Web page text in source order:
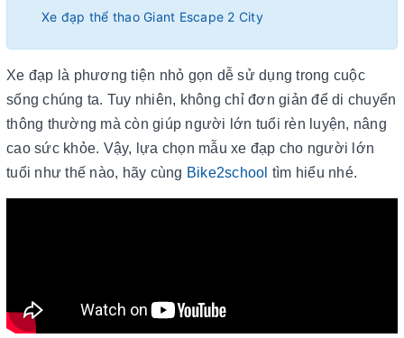
Xe đạp thể thao Giant Escape 2 City
Xe đạp là phương tiện nhỏ gọn dễ sử dụng trong cuộc
sống chúng ta. Tuy nhiên, không chỉ đơn giản để di chuyển
thông thường mà còn giúp người lớn tuổi rèn luyện, nâng
cao sức khỏe. Vậy, lựa chọn mẫu xe đạp cho người lớn
tuổi như thế nào, hãy cùng Bike2school tìm hiểu nhé.